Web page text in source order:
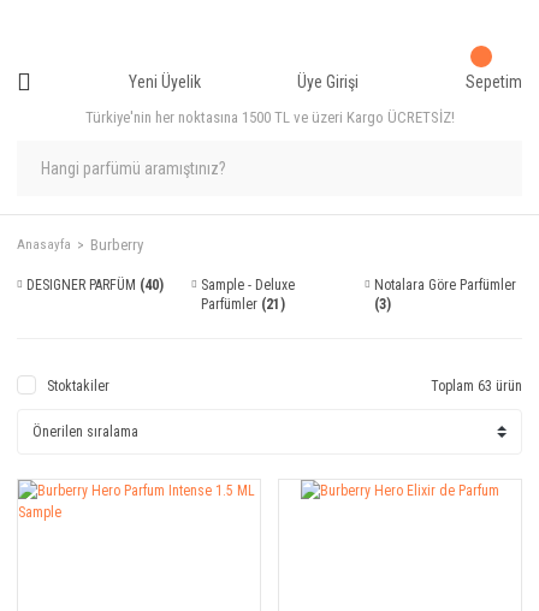
Türkiye'nin her noktasına 1500 TL ve üzeri Kargo ÜCRETSİZ!
Yeni Üyelik Üye Girişi Sepetim
Anasayfa Burberry
DESIGNER PARFÜM (40)
Sample - Deluxe
Parfümler (21)
Notalara Göre Parfümler
(3)
Stoktakiler Toplam 63 ürün